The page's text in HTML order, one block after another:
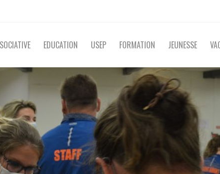
EDUCATION USEP FORMATION JEUNESSE